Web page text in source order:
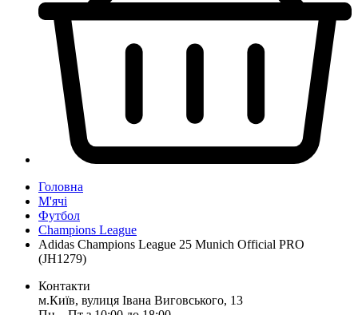
Головна
М'ячі
Футбол
Champions League
Adidas Champions League 25 Munich Official PRO
(JH1279)
Контакти
м.Київ, вулиця Івана Виговського, 13